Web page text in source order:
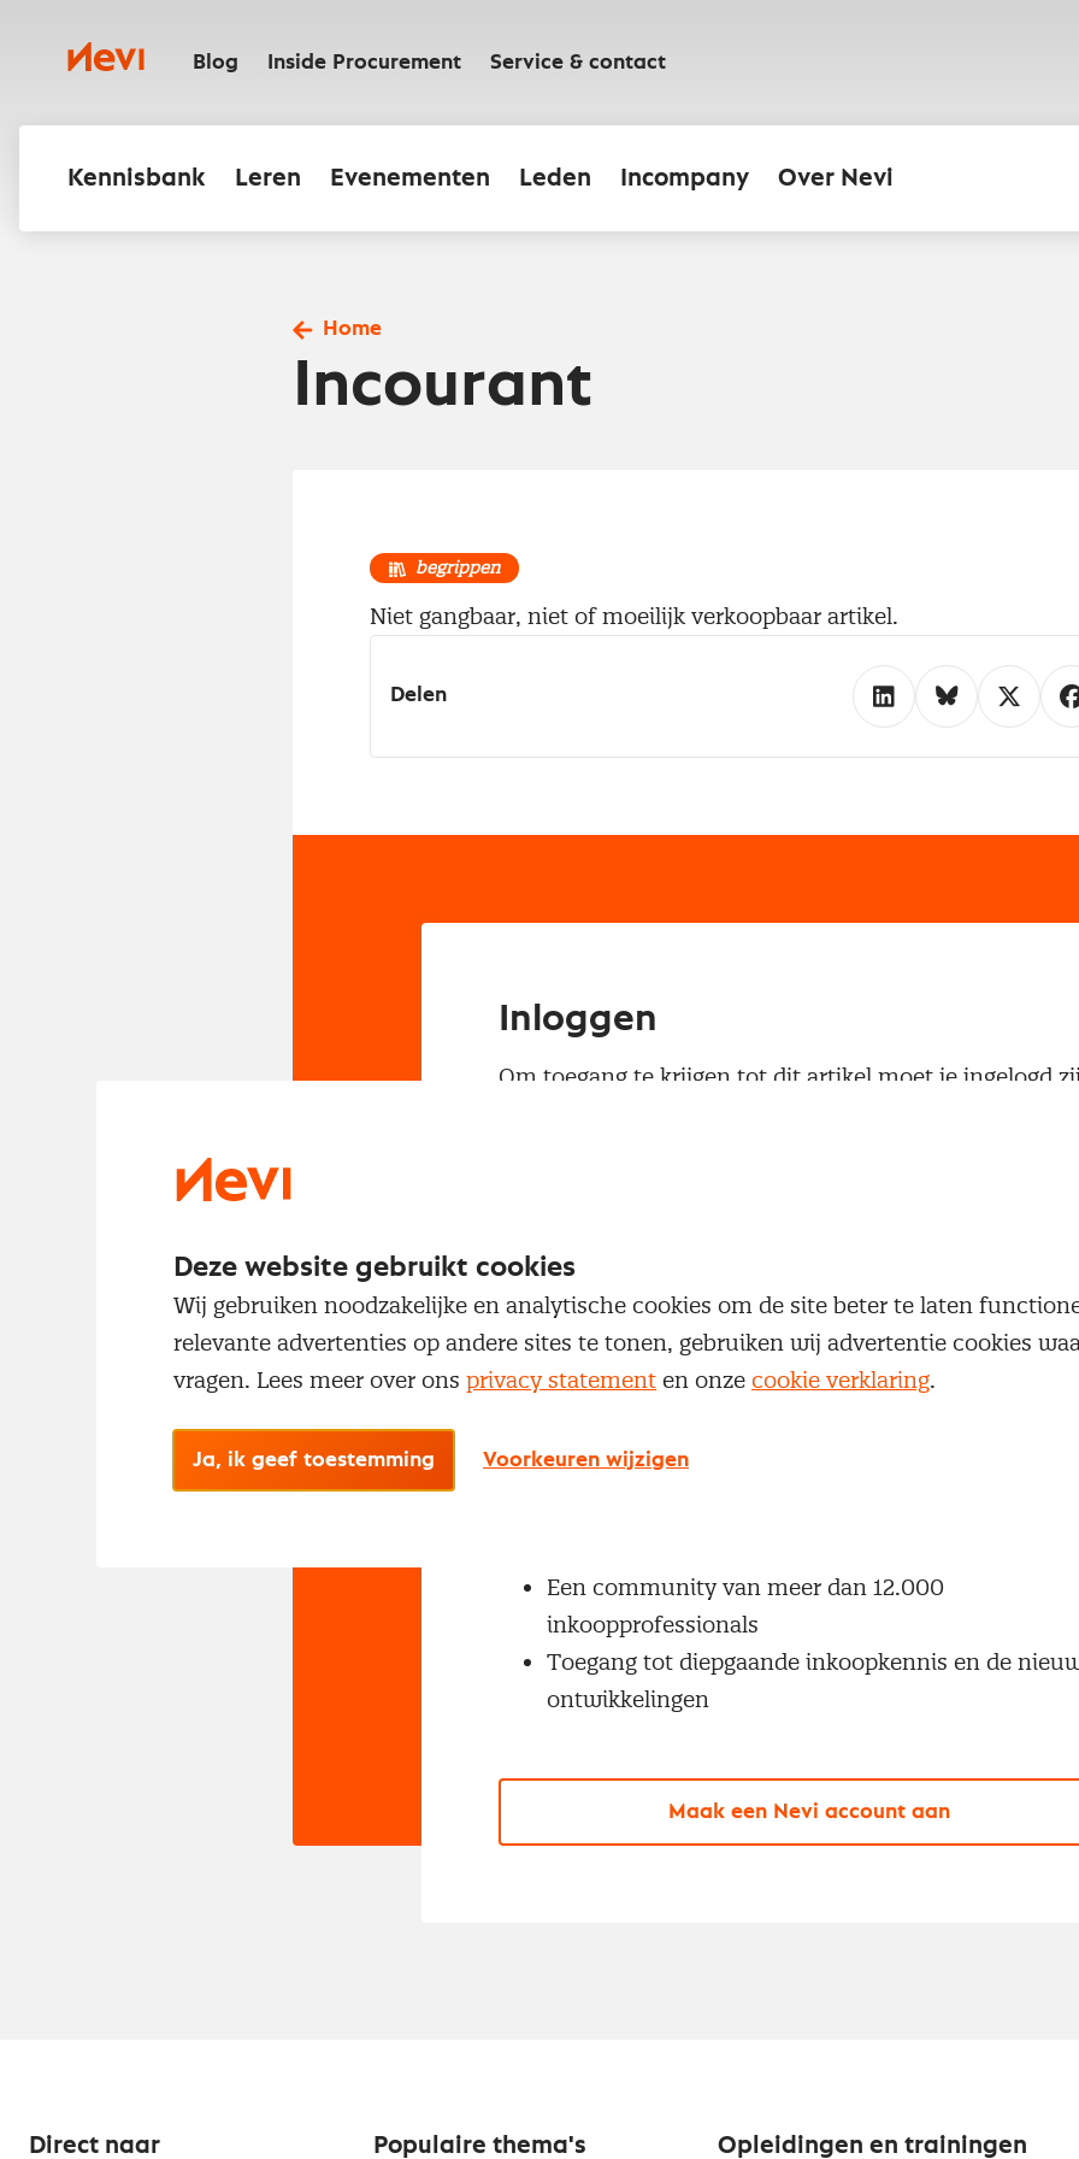
inhoudNevi Blog Inside Procurement Service & contact
Kennisbank Leren Evenementen Leden Incompany Over Nevi
Home
Incourant
begrippen
Niet gangbaar, niet of moeilijk verkoopbaar artikel.
Delen
Inloggen
Om toegang te krijgen tot dit artikel moet je ingelogd
Nog geen Nevi account?
Met een Nevi account krijg je gratis toegang tot:
Een community van meer dan 12.000
inkoopprofessionals
Toegang tot diepgaande inkoopkennis en de
ontwikkelingen
Maak een Nevi account aan
Direct naar Populaire thema's Opleidingen en trainingen
Deze website gebruikt cookies
Wij gebruiken noodzakelijke en analytische cookies om de site beter te laten
relevante advertenties op andere sites te tonen, gebruiken wij advertentie cookies
vragen. Lees meer over ons privacy statement en onze cookie verklaring.
Ja, ik geef toestemming Voorkeuren wijzigen